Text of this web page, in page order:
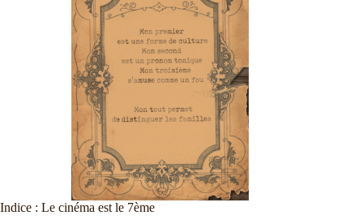
Indice : Le cinéma est le 7ème